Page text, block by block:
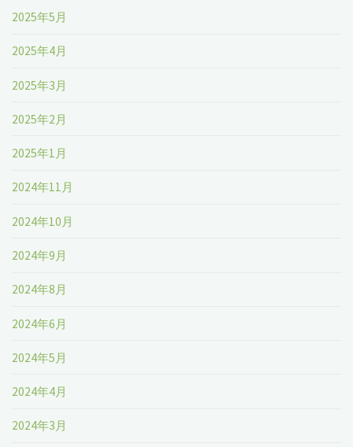
2025年5月
2025年4月
2025年3月
2025年2月
2025年1月
2024年11月
2024年10月
2024年9月
2024年8月
2024年6月
2024年5月
2024年4月
2024年3月